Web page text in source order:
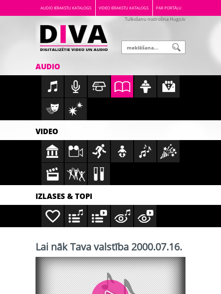
AUDIO IERAKSTU KATALOGS VIDEO IERAKSTU KATALOGS PAR PORTĀLU
Tulkošanu nodrošina Hugo.lv
AUDIO
VIDEO
IZLASES & TOPI
Lai nāk Tava valstība 2000.07.16.